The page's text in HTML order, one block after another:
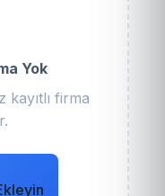
Yok
kayıtlı firma